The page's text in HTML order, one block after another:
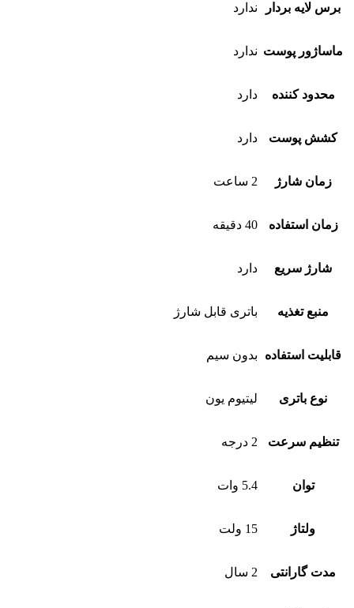
برس لایه بردار ندارد
ماساژور پوست ندارد
محدود کننده دارد
کشش پوست دارد
زمان شارژ 2 ساعت
زمان استفاده 40 دقیقه
شارژ سریع دارد
منبع تغذیه باتری قابل شارژ
قابلیت استفاده بدون سیم
نوع باتری لیتیوم یون
تنظیم سرعت 2 درجه
توان 5.4 وات
ولتاژ 15 ولت
مدت گارانتی 2 سال